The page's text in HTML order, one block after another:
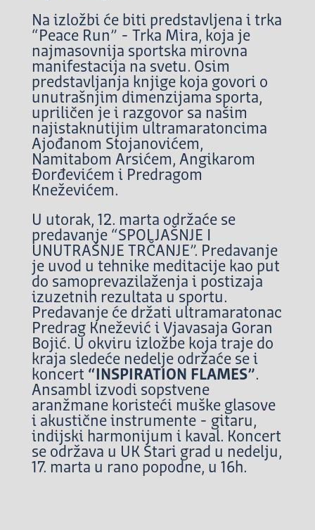
Na izložbi će biti predstavljena i trka
“Peace Run” - Trka Mira, koja je
najmasovnija sportska mirovna
manifestacija na svetu. Osim
predstavljanja knjige koja govori o
unutrašnjim dimenzijama sporta,
upriličen je i razgovor sa našim
najistaknutijim ultramaratoncima
Ajođanom Stojanovićem,
Namitabom Arsićem, Angikarom
Đorđevićem i Predragom
Kneževićem.
U utorak, 12. marta održaće se
predavanje “SPOLJAŠNJE I
UNUTRAŠNJE TRČANJE”. Predavanje
je uvod u tehnike meditacije kao put
do samoprevazilaženja i postizaja
izuzetnih rezultata u sportu.
Predavanje će držati ultramaratonac
Predrag Knežević i Vjavasaja Goran
Bojić. U okviru izložbe koja traje do
kraja sledeće nedelje održaće se i
koncert “INSPIRATION FLAMES”.
Ansambl izvodi sopstvene
aranžmane koristeći muške glasove
i akustične instrumente - gitaru,
indijski harmonijum i kaval. Koncert
se održava u UK Stari grad u nedelju,
17. marta u rano popodne, u 16h.